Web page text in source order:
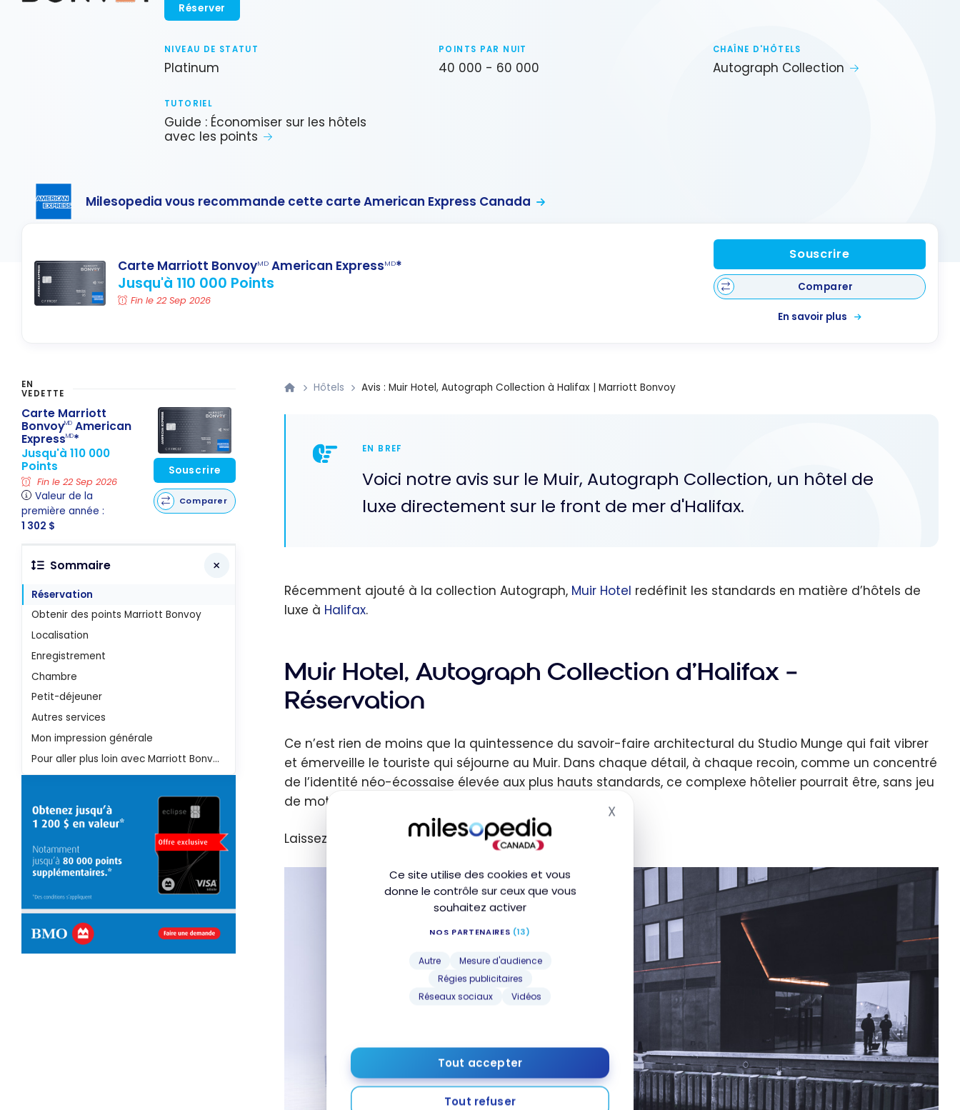
Ce site utilise des cookies et vous
donne le contrôle sur ceux que vous
souhaitez activer
NOS PARTENAIRES (13)
Autre
Mesure d'audience
Régies publicitaires
Réseaux sociaux
Vidéos
Tout accepter
Tout refuser
XMasquer le bandeau des cookies
Réserver
NIVEAU DE STATUT
Platinum
POINTS PAR NUIT
40 000 - 60 000
CHAÎNE D'HÔTELS
Autograph Collection
TUTORIEL
Guide : Économiser sur les hôtels
avec les points
Milesopedia vous recommande cette carte American Express Canada
Carte Marriott BonvoyMD American ExpressMD*
Jusqu'à 110 000 Points
Fin le 22 Sep 2026
Souscrire
Comparer
En savoir plus
Hôtels Avis : Muir Hotel, Autograph Collection à Halifax | Marriott Bonvoy
EN BREF
Voici notre avis sur le Muir, Autograph Collection, un hôtel de
luxe directement sur le front de mer d'Halifax.
Récemment ajouté à la collection Autograph, Muir Hotel redéfinit les standards en matière d’hôtels de
luxe à Halifax.
Muir Hotel, Autograph Collection d’Halifax –
Réservation
Ce n’est rien de moins que la quintessence du savoir-faire architectural du Studio Munge qui fait vibrer
et émerveille le touriste qui séjourne au Muir. Dans chaque détail, à chaque recoin, comme un concentré
de l’identité néo-écossaise élevée aux plus hauts standards, ce complexe hôtelier pourrait être, sans jeu
de mot, l’Autograph, la signature, d’Halifax.
Laissez-moi vous en parler plus en détail.
EN
VEDETTE
Carte Marriott
BonvoyMD American
ExpressMD*
Jusqu'à 110 000
Points
Fin le 22 Sep 2026
Valeur de la
première année :
1 302 $
Souscrire
Comparer
Sommaire
Réservation
Obtenir des points Marriott Bonvoy
Localisation
Enregistrement
Chambre
Petit-déjeuner
Autres services
Mon impression générale
Pour aller plus loin avec Marriott Bonvoy